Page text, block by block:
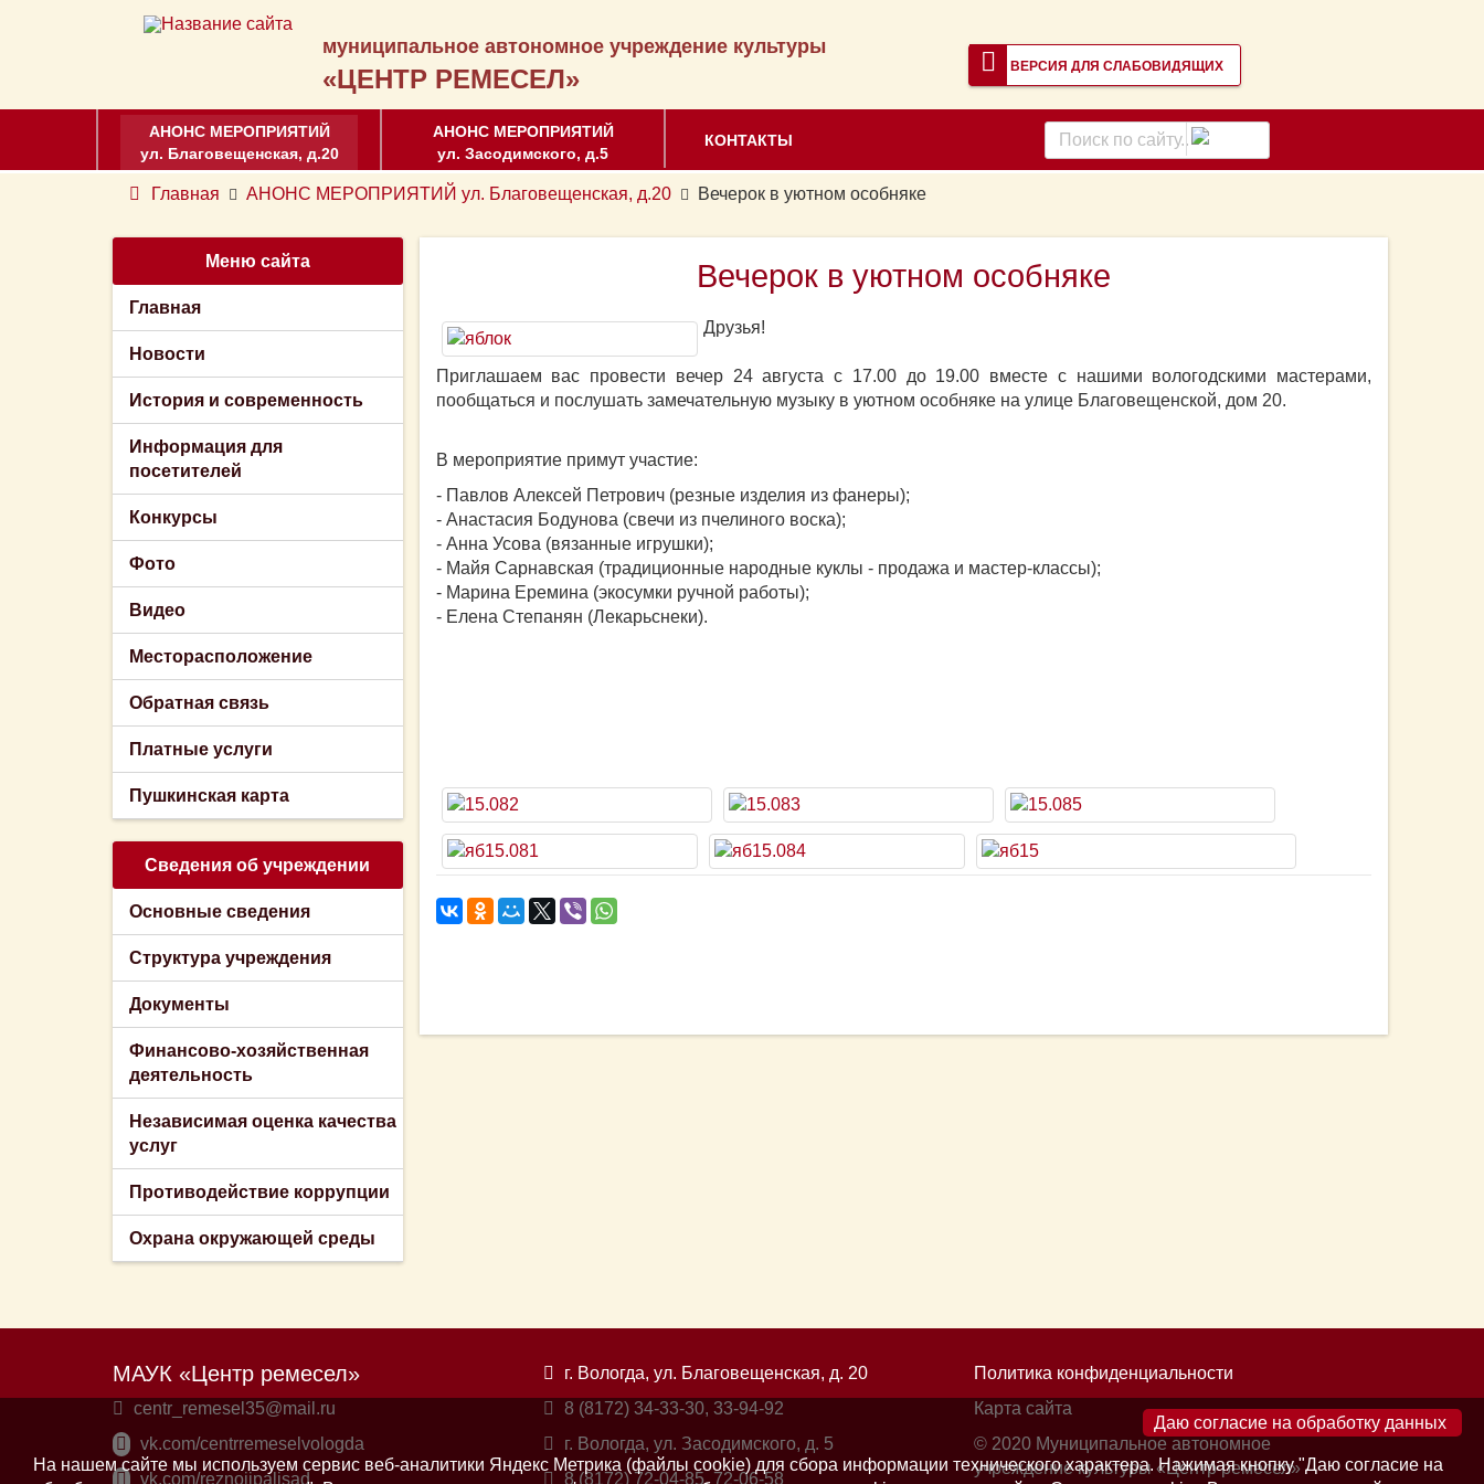
муниципальное автономное учреждение культуры
«ЦЕНТР РЕМЕСЕЛ» ВЕРСИЯ ДЛЯ СЛАБОВИДЯЩИХ
АНОНС МЕРОПРИЯТИЙ
ул. Благовещенская, д.20
АНОНС МЕРОПРИЯТИЙ
ул. Засодимского, д.5
КОНТАКТЫ
Поиск
по
сайту
Главная АНОНС МЕРОПРИЯТИЙ ул. Благовещенская, д.20 Вечерок в уютном особняке
Вечерок в уютном особняке
Друзья!
Приглашаем вас провести вечер 24 августа с 17.00 до 19.00 вместе с нашими вологодскими мастерами,
пообщаться и послушать замечательную музыку в уютном особняке на улице Благовещенской, дом 20.
В мероприятие примут участие:
- Павлов Алексей Петрович (резные изделия из фанеры);
- Анастасия Бодунова (свечи из пчелиного воска);
- Анна Усова (вязанные игрушки);
- Майя Сарнавская (традиционные народные куклы - продажа и мастер-классы);
- Марина Еремина (экосумки ручной работы);
- Елена Степанян (Лекарьснеки).
Меню сайта
Главная
Новости
История и современность
Информация для
посетителей
Конкурсы
Фото
Видео
Месторасположение
Обратная связь
Платные услуги
Пушкинская карта
Сведения об учреждении
Основные сведения
Структура учреждения
Документы
Финансово-хозяйственная
деятельность
Независимая оценка качества
услуг
Противодействие коррупции
Охрана окружающей среды
На нашем сайте мы используем сервис веб-аналитики Яндекс Метрика (файлы cookie) для сбора информации технического характера. Нажимая кнопку "Даю согласие на
МАУК «Центр ремесел»
centr_remesel35@mail.ru
vk.com/centrremeselvologda
vk.com/reznoiipalisad
г. Вологда, ул. Благовещенская, д. 20
8 (8172) 34-33-30, 33-94-92
г. Вологда, ул. Засодимского, д. 5
8 (8172) 72-04-85, 72-06-58
Политика конфиденциальности
Карта сайта
© 2020 Муниципальное автономное
учреждение культуры «Центр ремесел»